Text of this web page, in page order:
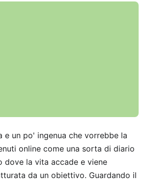
e un po' ingenua che vorrebbe la
online come una sorta di diario
dove la vita accade e viene
da un obiettivo. Guardando il